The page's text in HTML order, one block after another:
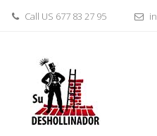
Call US 677 83 27 95